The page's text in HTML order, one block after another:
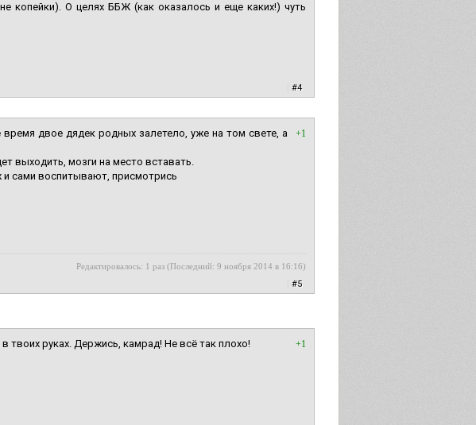
копейки). О целях ББЖ (как оказалось и еще каких!) чуть
#4
+1
двое дядек родных залетело, уже на том свете, а
выходить, мозги на место вставать.
сами воспитывают, присмотрись
Редактировалось: 1 раз (Последний: 9 ноября 2014 в 16:16)
#5
+1
твоих руках. Держись, камрад! Не всё так плохо!